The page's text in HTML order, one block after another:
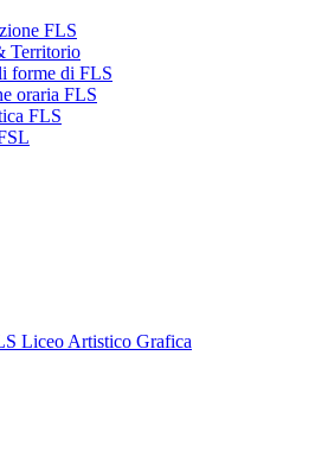
FLS
Territorio
forme di FLS
oraria FLS
FLS
Liceo Artistico Grafica